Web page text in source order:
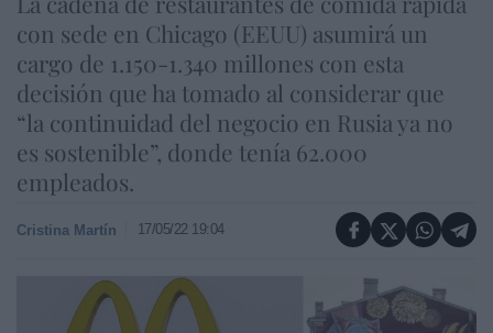
con sede en Chicago (EEUU) asumirá un
cargo de 1.150-1.340 millones con esta
decisión que ha tomado al considerar que
“la continuidad del negocio en Rusia ya no
es sostenible”, donde tenía 62.000
empleados.
Cristina Martín 17/05/22 19:04